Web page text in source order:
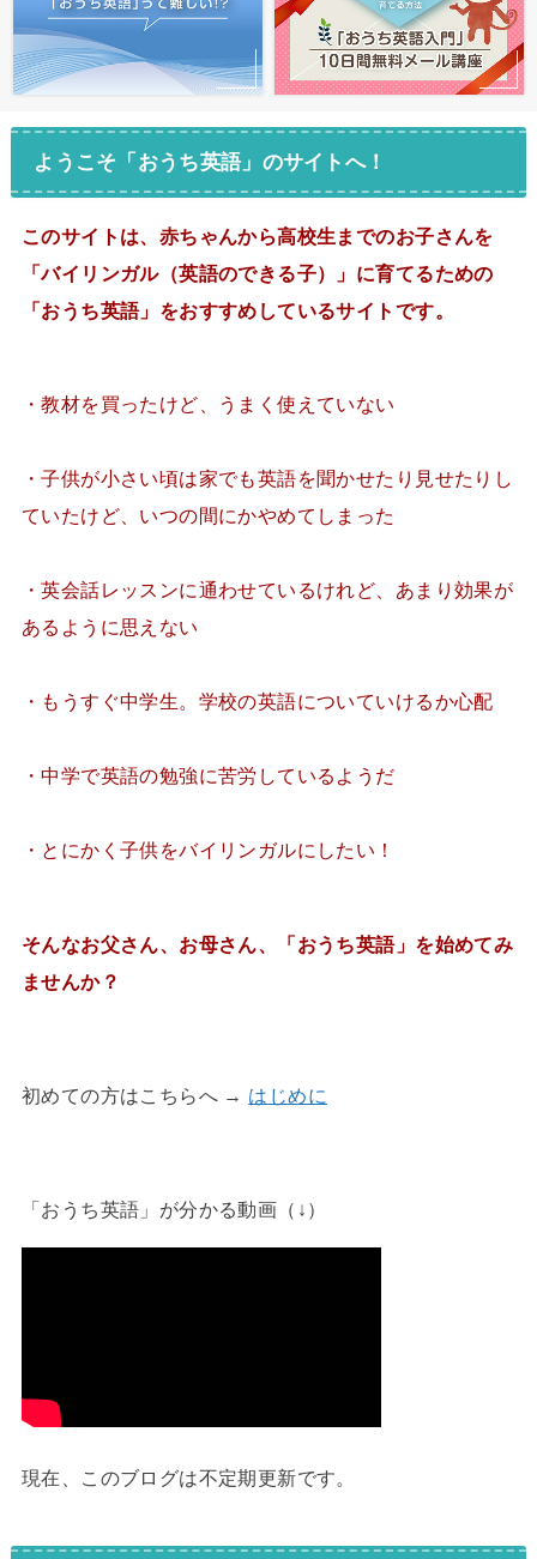
ようこそ「おうち英語」のサイトへ！
このサイトは、赤ちゃんから高校生までのお子さんを
「バイリンガル（英語のできる子）」に育てるための
「おうち英語」をおすすめしているサイトです。
・教材を買ったけど、うまく使えていない
・子供が小さい頃は家でも英語を聞かせたり見せたりし
ていたけど、いつの間にかやめてしまった
・英会話レッスンに通わせているけれど、あまり効果が
あるように思えない
・もうすぐ中学生。学校の英語についていけるか心配
・中学で英語の勉強に苦労しているようだ
・とにかく子供をバイリンガルにしたい！
そんなお父さん、お母さん、「おうち英語」を始めてみ
ませんか？
初めての方はこちらへ → はじめに
「おうち英語」が分かる動画（↓）
現在、このブログは不定期更新です。